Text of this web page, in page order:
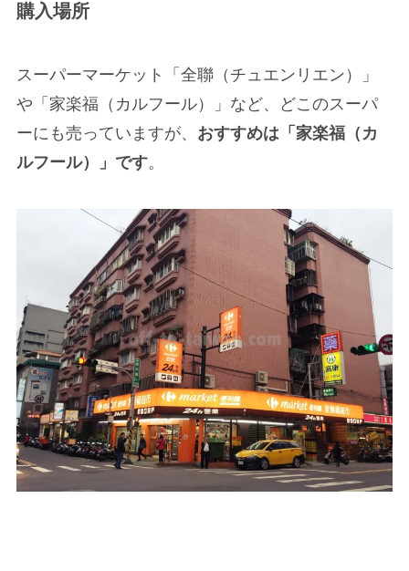
購入場所
スーパーマーケット「全聯（チュエンリエン）」
や「家楽福（カルフール）」など、どこのスーパ
ーにも売っていますが、 おすすめは「家楽福（カ
ルフール）」です。